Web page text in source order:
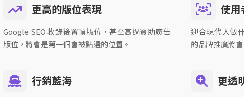
更高的版位表現
Google SEO 收錄後置頂版位，甚至高過贊助廣告
版位，將會是第一個會被點選的位置。
使用
迎合現代人做
的品牌推廣將
行銷藍海 更透